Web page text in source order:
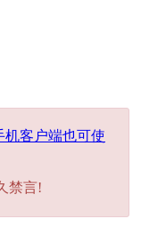
机客户端也可使
禁言!